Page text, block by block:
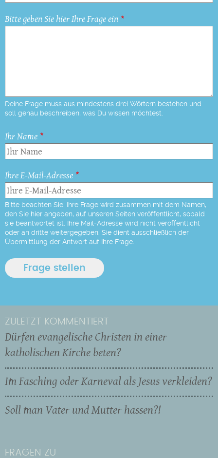
Bitte geben Sie hier Ihre Frage ein
Deine Frage muss aus mindestens drei Wörtern bestehen und
soll genau beschreiben, was Du wissen möchtest.
Ihr Name
Ihre E-Mail-Adresse
Bitte beachten Sie: Ihre Frage wird zusammen mit dem Namen,
den Sie hier angeben, auf unseren Seiten veröffentlicht, sobald
sie beantwortet ist. Ihre Mail-Adresse wird nicht veröffentlicht
oder an dritte weitergegeben. Sie dient ausschließlich der
Übermittlung der Antwort auf Ihre Frage.
ZULETZT KOMMENTIERT
Dürfen evangelische Christen in einer
katholischen Kirche beten?
Im Fasching oder Karneval als Jesus verkleiden?
Soll man Vater und Mutter hassen?!
FRAGEN ZU